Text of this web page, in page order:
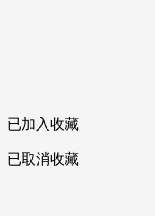
已加入收藏
已取消收藏